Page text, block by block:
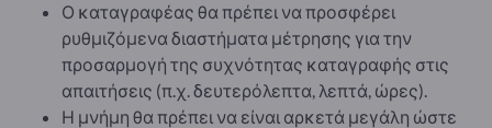
Ο καταγραφέας θα πρέπει να προσφέρει
ρυθμιζόμενα διαστήματα μέτρησης για την
προσαρμογή της συχνότητας καταγραφής στις
απαιτήσεις (π.χ. δευτερόλεπτα, λεπτά, ώρες).
Η μνήμη θα πρέπει να είναι αρκετά μεγάλη ώστε